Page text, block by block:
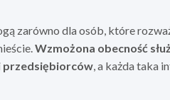
zarówno dla osób, które
Wzmożona obecność
przedsiębiorców, a każda taka